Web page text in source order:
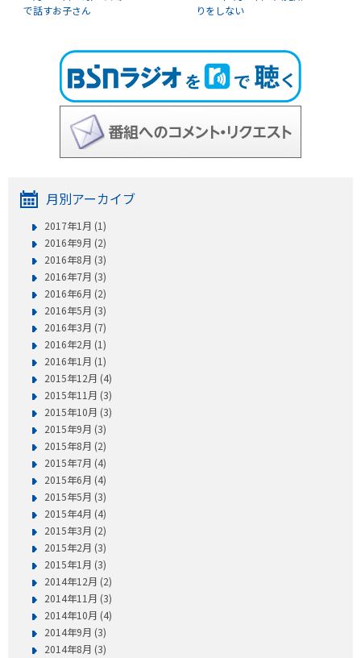
で話すお子さん
りをしない
月別アーカイブ
2017年1月 (1)
2016年9月 (2)
2016年8月 (3)
2016年7月 (3)
2016年6月 (2)
2016年5月 (3)
2016年3月 (7)
2016年2月 (1)
2016年1月 (1)
2015年12月 (4)
2015年11月 (3)
2015年10月 (3)
2015年9月 (3)
2015年8月 (2)
2015年7月 (4)
2015年6月 (4)
2015年5月 (3)
2015年4月 (4)
2015年3月 (2)
2015年2月 (3)
2015年1月 (3)
2014年12月 (2)
2014年11月 (3)
2014年10月 (4)
2014年9月 (3)
2014年8月 (3)